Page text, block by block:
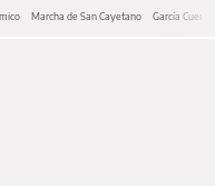
Marcha de San Cayetano García Cuerva